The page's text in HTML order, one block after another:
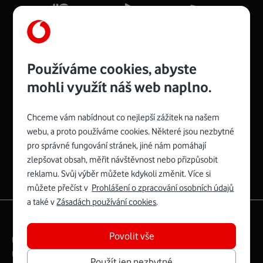
Zyxel VMG8623-T50B:
Rozměry modemu jsou 16 x 22 x 7,5 cm (včetně stojánku)
a nabízí 4 gigabitové LAN porty a bezdrátové připojení Wi-
Fi ve verzích 802.11 b/g/n/ac pro frekvenci 2,4 GHz a
Mb/s.
Více o Zyxel VMG8623-T50B
Spojte se s Vodafonem
Právní­ podmí­nky
Ochrana soukromí­
Digitální odpovědnost
Používáme cookies, abyste
mohli využít náš web naplno.
Chceme vám nabídnout co nejlepší zážitek na našem
webu, a proto používáme cookies. Některé jsou nezbytné
pro správné fungování stránek, jiné nám pomáhají
zlepšovat obsah, měřit návštěvnost nebo přizpůsobit
reklamu. Svůj výběr můžete kdykoli změnit. Více si
můžete přečíst v Prohlášení o zpracování osobních údajů
a také vZásadách používání cookies.
Povolit vše